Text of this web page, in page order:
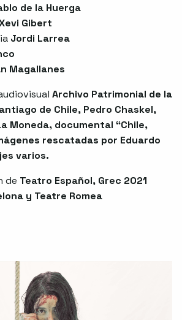
de la Huerga
Gibert
Jordi Larrea
Magallanes
Archivo Patrimonial de la
de Chile, Pedro Chaskel,
Moneda, documental “Chile,
rescatadas por Eduardo
varios.
de Teatro Español, Grec 2021
y Teatre Romea